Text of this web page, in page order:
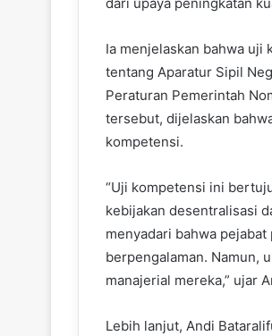
Ia menjelaskan bahwa uji
tentang Aparatur Sipil
Peraturan Pemerintah
tersebut, dijelaskan
kompetensi.
“Uji kompetensi ini
kebijakan desentralisasi
menyadari bahwa
berpengalaman. Namun,
manajerial mereka,” ujar
Lebih lanjut, Andi